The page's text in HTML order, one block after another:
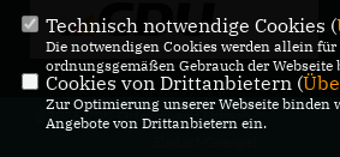
@2026 CDU Ortsverband Urbach-
Technisch notwendige Cookies (
Die notwendigen Cookies werden allein für
ordnungsgemäßen Gebrauch der Webseite
Cookies von Drittanbietern (
Zur Optimierung unserer Webseite binden
Angebote von Drittanbietern ein.